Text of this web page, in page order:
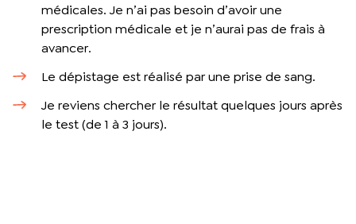
médicales. Je n’ai pas besoin d’avoir une
prescription médicale et je n’aurai pas de frais à
avancer.
Le dépistage est réalisé par une prise de sang.
Je reviens chercher le résultat quelques jours après
le test (de 1 à 3 jours).